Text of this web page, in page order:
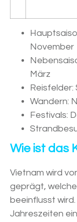
November
März
Wandern:
Festivals:
Wie ist das
Vietnam wird
geprägt,
beeinflusst
Jahreszeiten